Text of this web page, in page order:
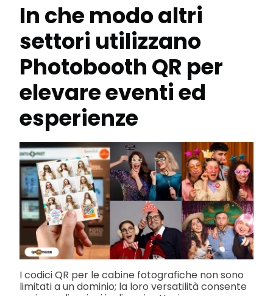
In che modo altri
settori utilizzano
Photobooth QR per
elevare eventi ed
esperienze
I codici QR per le cabine fotografiche non sono
limitati a un dominio; la loro versatilità consente